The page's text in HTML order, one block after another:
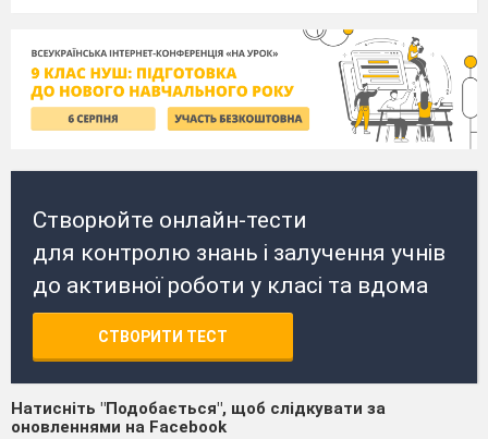
Створюйте онлайн-тести
для контролю знань і залучення учнів
до активної роботи у класі та вдома
СТВОРИТИ ТЕСТ
Натисніть "Подобається", щоб слідкувати за
оновленнями на Facebook